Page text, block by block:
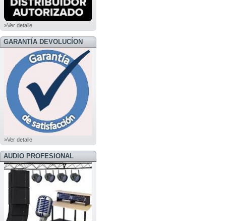
»Ver detalle
GARANTÍA DEVOLUCÍON
»Ver detalle
AUDIO PROFESIONAL